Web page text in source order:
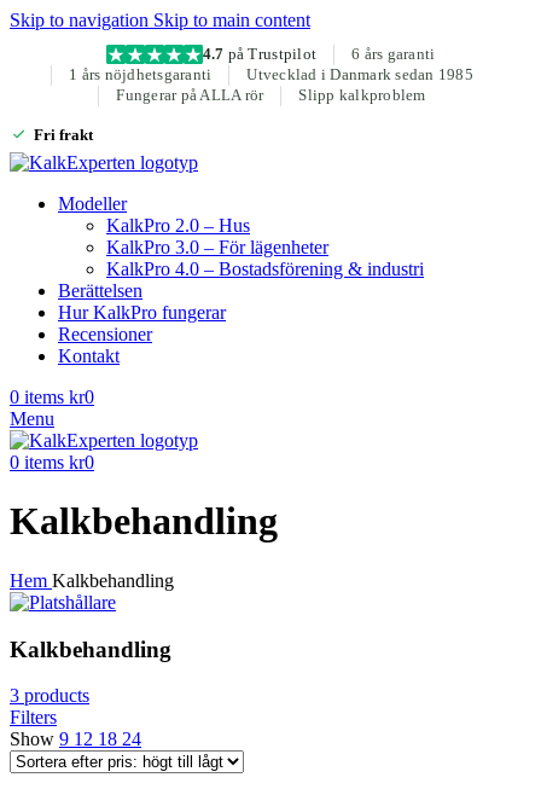
Skip to navigation Skip to main content
4.7 på Trustpilot
6 års garanti
1 års nöjdhetsgaranti
Utvecklad i Danmark sedan 1985
Fungerar på ALLA rör
Slipp kalkproblem
Fri frakt
Modeller
KalkPro 2.0 – Hus
KalkPro 3.0 – För lägenheter
KalkPro 4.0 – Bostadsförening & industri
Berättelsen
Hur KalkPro fungerar
Recensioner
Kontakt
0 items kr0
Menu
0 items kr0
Kalkbehandling
Hem Kalkbehandling
Kalkbehandling
3 products
Filters
Show 9 12 18 24